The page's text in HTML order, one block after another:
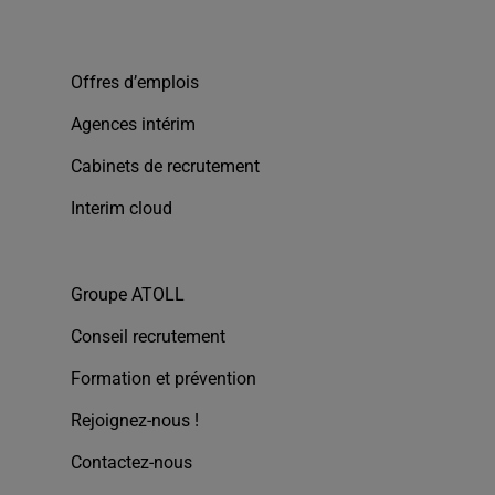
Offres d’emplois
Agences intérim
Cabinets de recrutement
Interim cloud
Groupe ATOLL
Conseil recrutement
Formation et prévention
Rejoignez-nous !
Contactez-nous